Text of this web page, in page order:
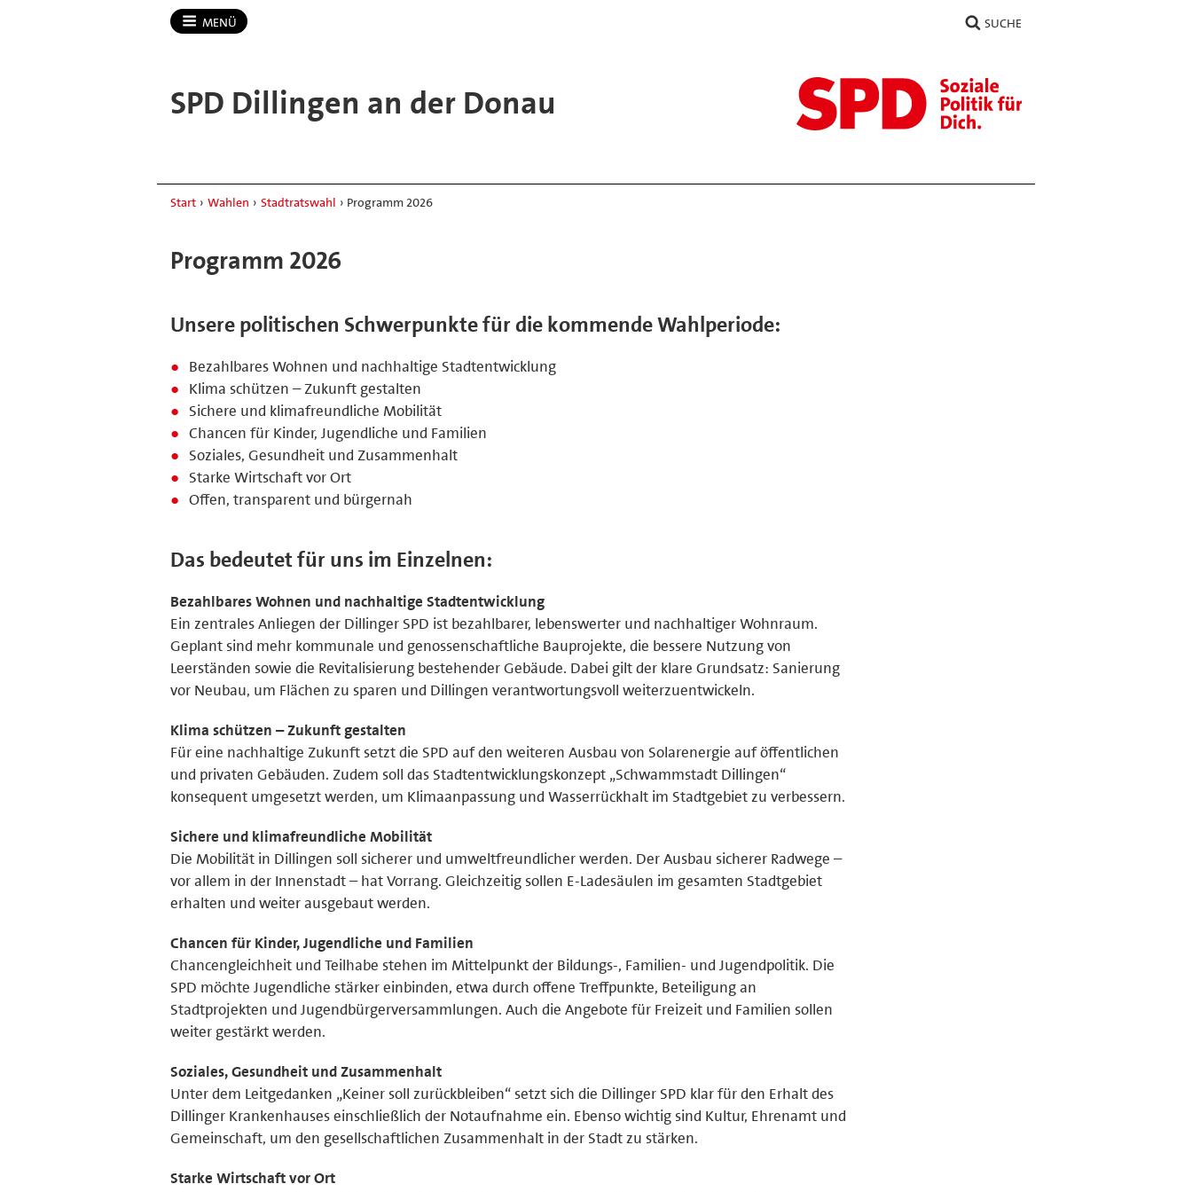
MENÜ SUCHE
SPD Dillingen an der Donau
Start › Wahlen › Stadtratswahl › Programm 2026
Programm 2026
Unsere politischen Schwerpunkte für die kommende Wahlperiode:
Bezahlbares Wohnen und nachhaltige Stadtentwicklung
Klima schützen – Zukunft gestalten
Sichere und klimafreundliche Mobilität
Chancen für Kinder, Jugendliche und Familien
Soziales, Gesundheit und Zusammenhalt
Starke Wirtschaft vor Ort
Offen, transparent und bürgernah
Das bedeutet für uns im Einzelnen:
Bezahlbares Wohnen und nachhaltige Stadtentwicklung
Ein zentrales Anliegen der Dillinger SPD ist bezahlbarer, lebenswerter und nachhaltiger Wohnraum.
Geplant sind mehr kommunale und genossenschaftliche Bauprojekte, die bessere Nutzung von
Leerständen sowie die Revitalisierung bestehender Gebäude. Dabei gilt der klare Grundsatz: Sanierung
vor Neubau, um Flächen zu sparen und Dillingen verantwortungsvoll weiterzuentwickeln.
Klima schützen – Zukunft gestalten
Für eine nachhaltige Zukunft setzt die SPD auf den weiteren Ausbau von Solarenergie auf öffentlichen
und privaten Gebäuden. Zudem soll das Stadtentwicklungskonzept „Schwammstadt Dillingen“
konsequent umgesetzt werden, um Klimaanpassung und Wasserrückhalt im Stadtgebiet zu verbessern.
Sichere und klimafreundliche Mobilität
Die Mobilität in Dillingen soll sicherer und umweltfreundlicher werden. Der Ausbau sicherer Radwege –
vor allem in der Innenstadt – hat Vorrang. Gleichzeitig sollen E-Ladesäulen im gesamten Stadtgebiet
erhalten und weiter ausgebaut werden.
Chancen für Kinder, Jugendliche und Familien
Chancengleichheit und Teilhabe stehen im Mittelpunkt der Bildungs-, Familien- und Jugendpolitik. Die
SPD möchte Jugendliche stärker einbinden, etwa durch offene Treffpunkte, Beteiligung an
Stadtprojekten und Jugendbürgerversammlungen. Auch die Angebote für Freizeit und Familien sollen
weiter gestärkt werden.
Soziales, Gesundheit und Zusammenhalt
Unter dem Leitgedanken „Keiner soll zurückbleiben“ setzt sich die Dillinger SPD klar für den Erhalt des
Dillinger Krankenhauses einschließlich der Notaufnahme ein. Ebenso wichtig sind Kultur, Ehrenamt und
Gemeinschaft, um den gesellschaftlichen Zusammenhalt in der Stadt zu stärken.
Starke Wirtschaft vor Ort